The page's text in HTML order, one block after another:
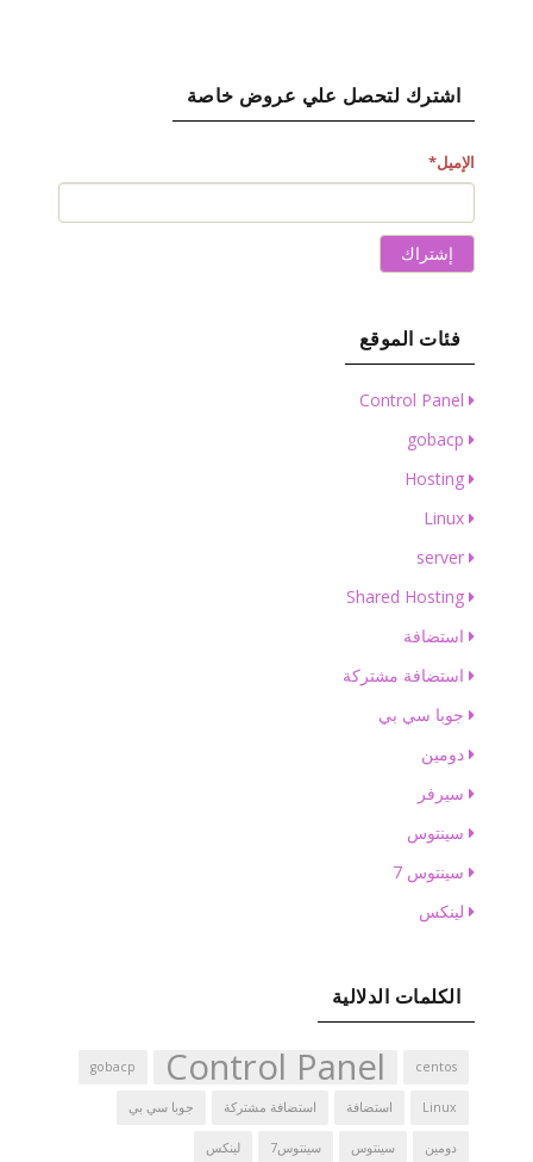
اشترك لتحصل علي عروض خاصة
الإميل*
إشتراك
فئات الموقع
Control Panel
gobacp
Hosting
Linux
server
Shared Hosting
استضافة
استضافة مشتركة
جوبا سي بي
دومين
سيرفر
سينتوس
سينتوس 7
لينكس
الكلمات الدلالية
centos
Control Panel
gobacp
Linux استضافة استضافة مشتركة جوبا سي بي
دومين سينتوس سينتوس7 لينكس